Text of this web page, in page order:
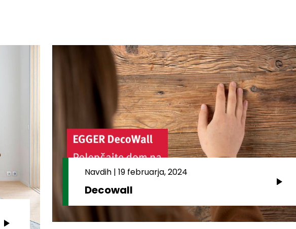
Navdih |19 februarja, 2024
Decowall